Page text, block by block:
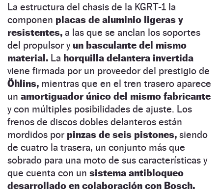
La estructura del chasis de la KGRT-1 la
componen placas de aluminio ligeras y
resistentes, a las que se anclan los soportes
del propulsor y un basculante del mismo
material. La horquilla delantera invertida
viene firmada por un proveedor del prestigio de
Öhlins, mientras que en el tren trasero aparece
un amortiguador único del mismo fabricante
y con múltiples posibilidades de ajuste. Los
frenos de discos dobles delanteros están
mordidos por pinzas de seis pistones, siendo
de cuatro la trasera, un conjunto más que
sobrado para una moto de sus características y
que cuenta con un sistema antibloqueo
desarrollado en colaboración con Bosch.